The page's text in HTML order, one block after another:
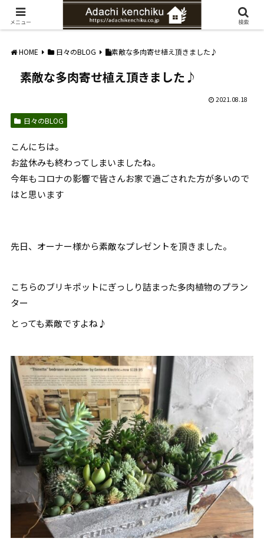
愛知県みよし市の工務店。自然素材を使ったナチュラルな家づくりをご提案
HOME 日々のBLOG 素敵な多肉寄せ植え頂きました♪
素敵な多肉寄せ植え頂きました♪
2021.08.18
日々のBLOG
こんにちは。
お盆休みも終わってしまいましたね。
今年もコロナの影響で皆さんお家で過ごされた方が多いので
はと思います
先日、オーナー様から素敵なプレゼントを頂きました。
こちらのブリキポットにぎっしり詰まった多肉植物のプラン
ター
とっても素敵ですよね♪
メニュー 検索